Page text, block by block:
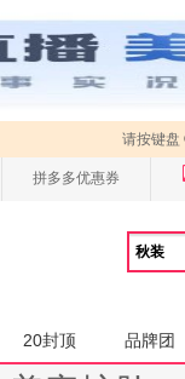
请按键盘
拼多多优惠券
20封顶 品牌团